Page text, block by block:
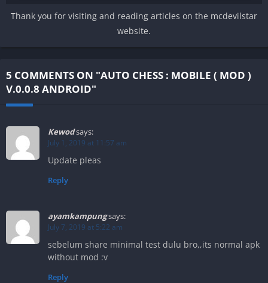
Thank you for visiting and reading articles on the mcdevilstar
website.
5 COMMENTS ON "AUTO CHESS : MOBILE ( MOD )
V.0.0.8 ANDROID"
Kewodsays:
July 1, 2019 at 11:57 am
Update pleas
Reply
ayamkampungsays:
July 7, 2019 at 5:22 am
sebelum share minimal test dulu bro,,its normal apk
without mod :v
Reply